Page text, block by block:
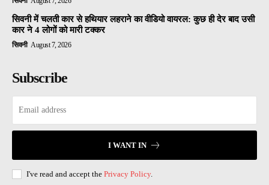
सिवनी में चलती कार से हथियार लहराने का वीडियो वायरल: कुछ ही देर बाद उसी
कार ने 4 लोगों को मारी टक्कर
सिवनी August 7, 2026
Subscribe
I WANT IN
I've read and accept the Privacy Policy.